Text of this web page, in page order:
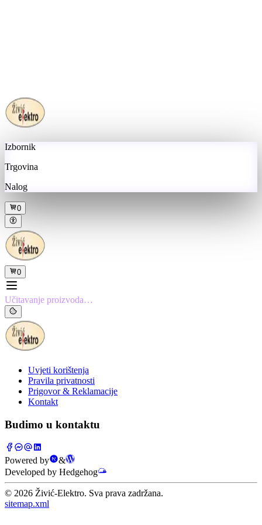
Izbornik
Trgovina
Nalog
0
0
Učitavanje proizvoda…
Uvjeti korištenja
Pravila privatnosti
Prigovor & Reklamacije
Kontakt
Budimo u kontaktu
Powered by
&
Developed by Hedgehog
© 2026 Živić-Elektro. Sva prava zadržana.
sitemap.xml